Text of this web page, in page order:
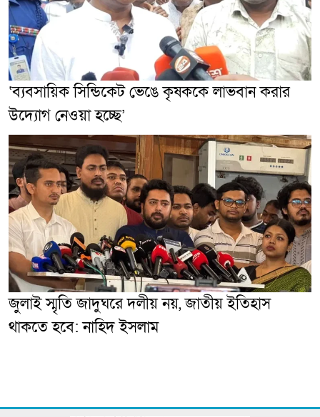
‘ব্যবসায়িক সিন্ডিকেট ভেঙে কৃষককে লাভবান করার
উদ্যোগ নেওয়া হচ্ছে’
জুলাই স্মৃতি জাদুঘরে দলীয় নয়, জাতীয় ইতিহাস
থাকতে হবে: নাহিদ ইসলাম